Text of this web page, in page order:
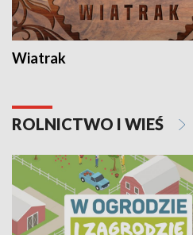
Wiatrak
ROLNICTWO I WIEŚ